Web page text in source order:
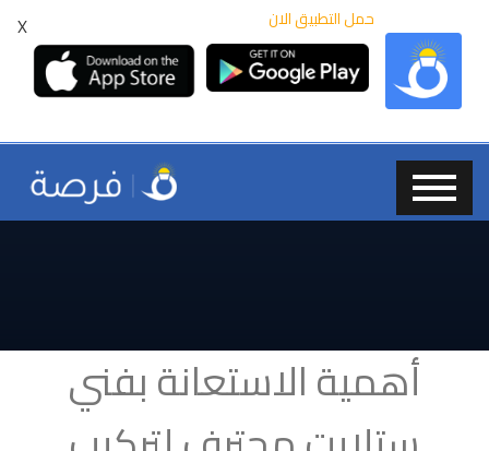
X حمل التطبيق الان
أهمية الاستعانة بفني